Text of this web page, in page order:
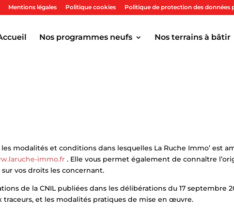
Mentions légales Politique cookies Politique de protection des données
Nos programmes neufs Nos terrains à bâtir
modalités et conditions dans lesquelles La Ruche Immo’ est
immo.fr . Elle vous permet également de connaître
vos droits les concernant.
de la CNIL publiées dans les délibérations du 17 septembre
et les modalités pratiques de mise en œuvre.